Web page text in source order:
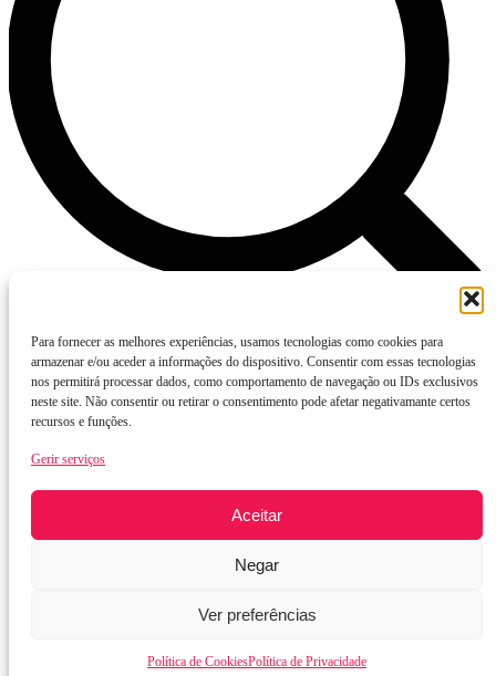
Para fornecer as melhores experiências, usamos tecnologias como cookies para
armazenar e/ou aceder a informações do dispositivo. Consentir com essas tecnologias
nos permitirá processar dados, como comportamento de navegação ou IDs exclusivos
neste site. Não consentir ou retirar o consentimento pode afetar negativamante certos
recursos e funções.
Gerir serviços
Aceitar
Negar
Ver preferências
Política de CookiesPolítica de Privacidade
Cores
Categorias